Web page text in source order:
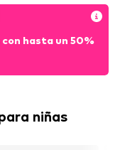
hasta un 50%
niñas